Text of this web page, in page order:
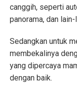
canggih, seperti
panorama, dan lain-
Sedangkan untuk
membekalinya
yang dipercaya
dengan baik.